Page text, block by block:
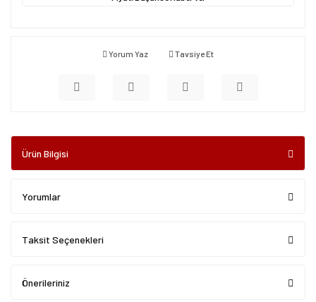
Yorum Yaz Tavsiye Et
Ürün Bilgisi
Yorumlar
Taksit Seçenekleri
Önerileriniz